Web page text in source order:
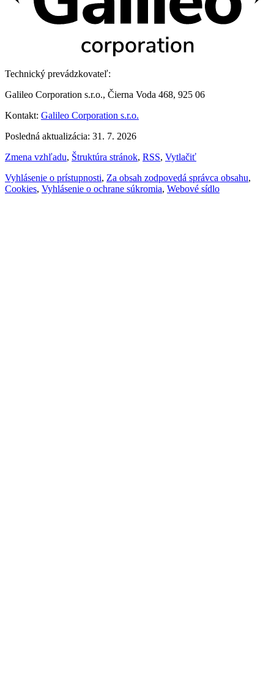
Technický prevádzkovateľ:
Galileo Corporation s.r.o., Čierna Voda 468, 925 06
Kontakt: Galileo Corporation s.r.o.
Posledná aktualizácia: 31. 7. 2026
Zmena vzhľadu, Štruktúra stránok, RSS, Vytlačiť
Vyhlásenie o prístupnosti, Za obsah zodpovedá správca obsahu,
Cookies, Vyhlásenie o ochrane súkromia, Webové sídlo